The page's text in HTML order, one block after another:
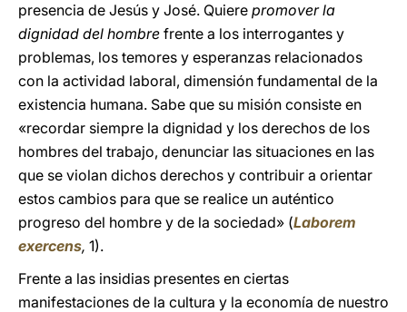
presencia de Jesús y José. Quiere promover la
dignidad del hombre frente a los interrogantes y
problemas, los temores y esperanzas relacionados
con la actividad laboral, dimensión fundamental de la
existencia humana. Sabe que su misión consiste en
«recordar siempre la dignidad y los derechos de los
hombres del trabajo, denunciar las situaciones en las
que se violan dichos derechos y contribuir a orientar
estos cambios para que se realice un auténtico
progreso del hombre y de la sociedad» (Laborem
exercens, 1).
Frente a las insidias presentes en ciertas
manifestaciones de la cultura y la economía de nuestro